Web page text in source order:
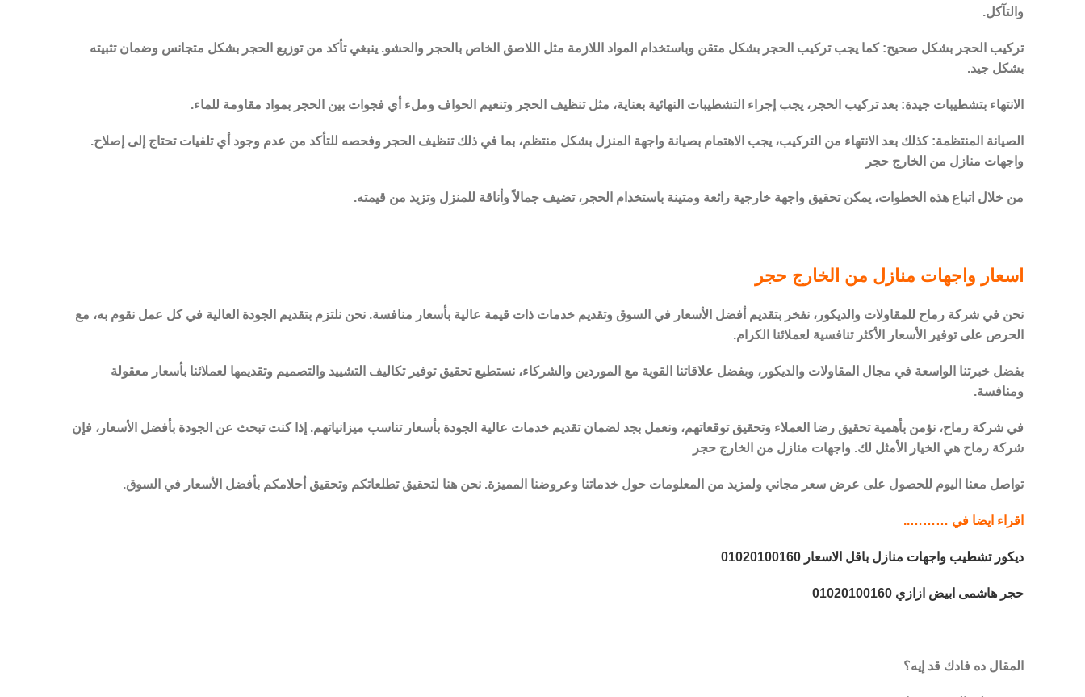
والتآكل.
تركيب الحجر بشكل صحيح: كما يجب تركيب الحجر بشكل متقن وباستخدام المواد اللازمة مثل اللاصق الخاص بالحجر والحشو. ينبغي تأكد من توزيع الحجر بشكل متجانس وضمان تثبيته
بشكل جيد.
الانتهاء بتشطيبات جيدة: بعد تركيب الحجر، يجب إجراء التشطيبات النهائية بعناية، مثل تنظيف الحجر وتنعيم الحواف وملء أي فجوات بين الحجر بمواد مقاومة للماء.
الصيانة المنتظمة: كذلك بعد الانتهاء من التركيب، يجب الاهتمام بصيانة واجهة المنزل بشكل منتظم، بما في ذلك تنظيف الحجر وفحصه للتأكد من عدم وجود أي تلفيات تحتاج إلى إصلاح.
واجهات منازل من الخارج حجر
من خلال اتباع هذه الخطوات، يمكن تحقيق واجهة خارجية رائعة ومتينة باستخدام الحجر، تضيف جمالاً وأناقة للمنزل وتزيد من قيمته.
اسعار واجهات منازل من الخارج حجر
نحن في شركة رماح للمقاولات والديكور، نفخر بتقديم أفضل الأسعار في السوق وتقديم خدمات ذات قيمة عالية بأسعار منافسة. نحن نلتزم بتقديم الجودة العالية في كل عمل نقوم به، مع
الحرص على توفير الأسعار الأكثر تنافسية لعملائنا الكرام.
بفضل خبرتنا الواسعة في مجال المقاولات والديكور، وبفضل علاقاتنا القوية مع الموردين والشركاء، نستطيع تحقيق توفير تكاليف التشييد والتصميم وتقديمها لعملائنا بأسعار معقولة
ومنافسة.
في شركة رماح، نؤمن بأهمية تحقيق رضا العملاء وتحقيق توقعاتهم، ونعمل بجد لضمان تقديم خدمات عالية الجودة بأسعار تناسب ميزانياتهم. إذا كنت تبحث عن الجودة بأفضل الأسعار، فإن
شركة رماح هي الخيار الأمثل لك. واجهات منازل من الخارج حجر
تواصل معنا اليوم للحصول على عرض سعر مجاني ولمزيد من المعلومات حول خدماتنا وعروضنا المميزة. نحن هنا لتحقيق تطلعاتكم وتحقيق أحلامكم بأفضل الأسعار في السوق.
اقراء ايضا في ………..
ديكور تشطيب واجهات منازل باقل الاسعار 01020100160
حجر هاشمى ابيض ازازي 01020100160
المقال ده فادك قد إيه؟